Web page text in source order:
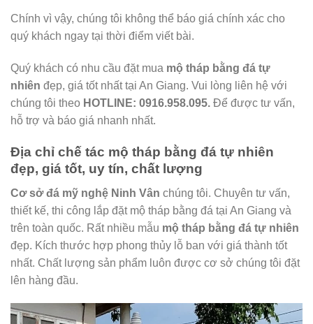
Chính vì vậy, chúng tôi không thể báo giá chính xác cho
quý khách ngay tại thời điểm viết bài.
Quý khách có nhu cầu đặt mua mộ tháp bằng đá tự
nhiên đẹp, giá tốt nhất tại An Giang. Vui lòng liên hệ với
chúng tôi theo HOTLINE: 0916.958.095. Để được tư vấn,
hỗ trợ và báo giá nhanh nhất.
Địa chỉ chế tác mộ tháp bằng đá tự nhiên
đẹp, giá tốt, uy tín, chất lượng
Cơ sở đá mỹ nghệ Ninh Vân chúng tôi. Chuyên tư vấn,
thiết kế, thi công lắp đặt mộ tháp bằng đá tại An Giang và
trên toàn quốc. Rất nhiều mẫu mộ tháp bằng đá tự nhiên
đẹp. Kích thước hợp phong thủy lỗ ban với giá thành tốt
nhất. Chất lượng sản phẩm luôn được cơ sở chúng tôi đặt
lên hàng đầu.